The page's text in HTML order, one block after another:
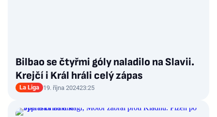
Bilbao se čtyřmi góly naladilo na Slavii.
Krejčí i Král hráli celý zápas
La Liga 19. října 202423:25